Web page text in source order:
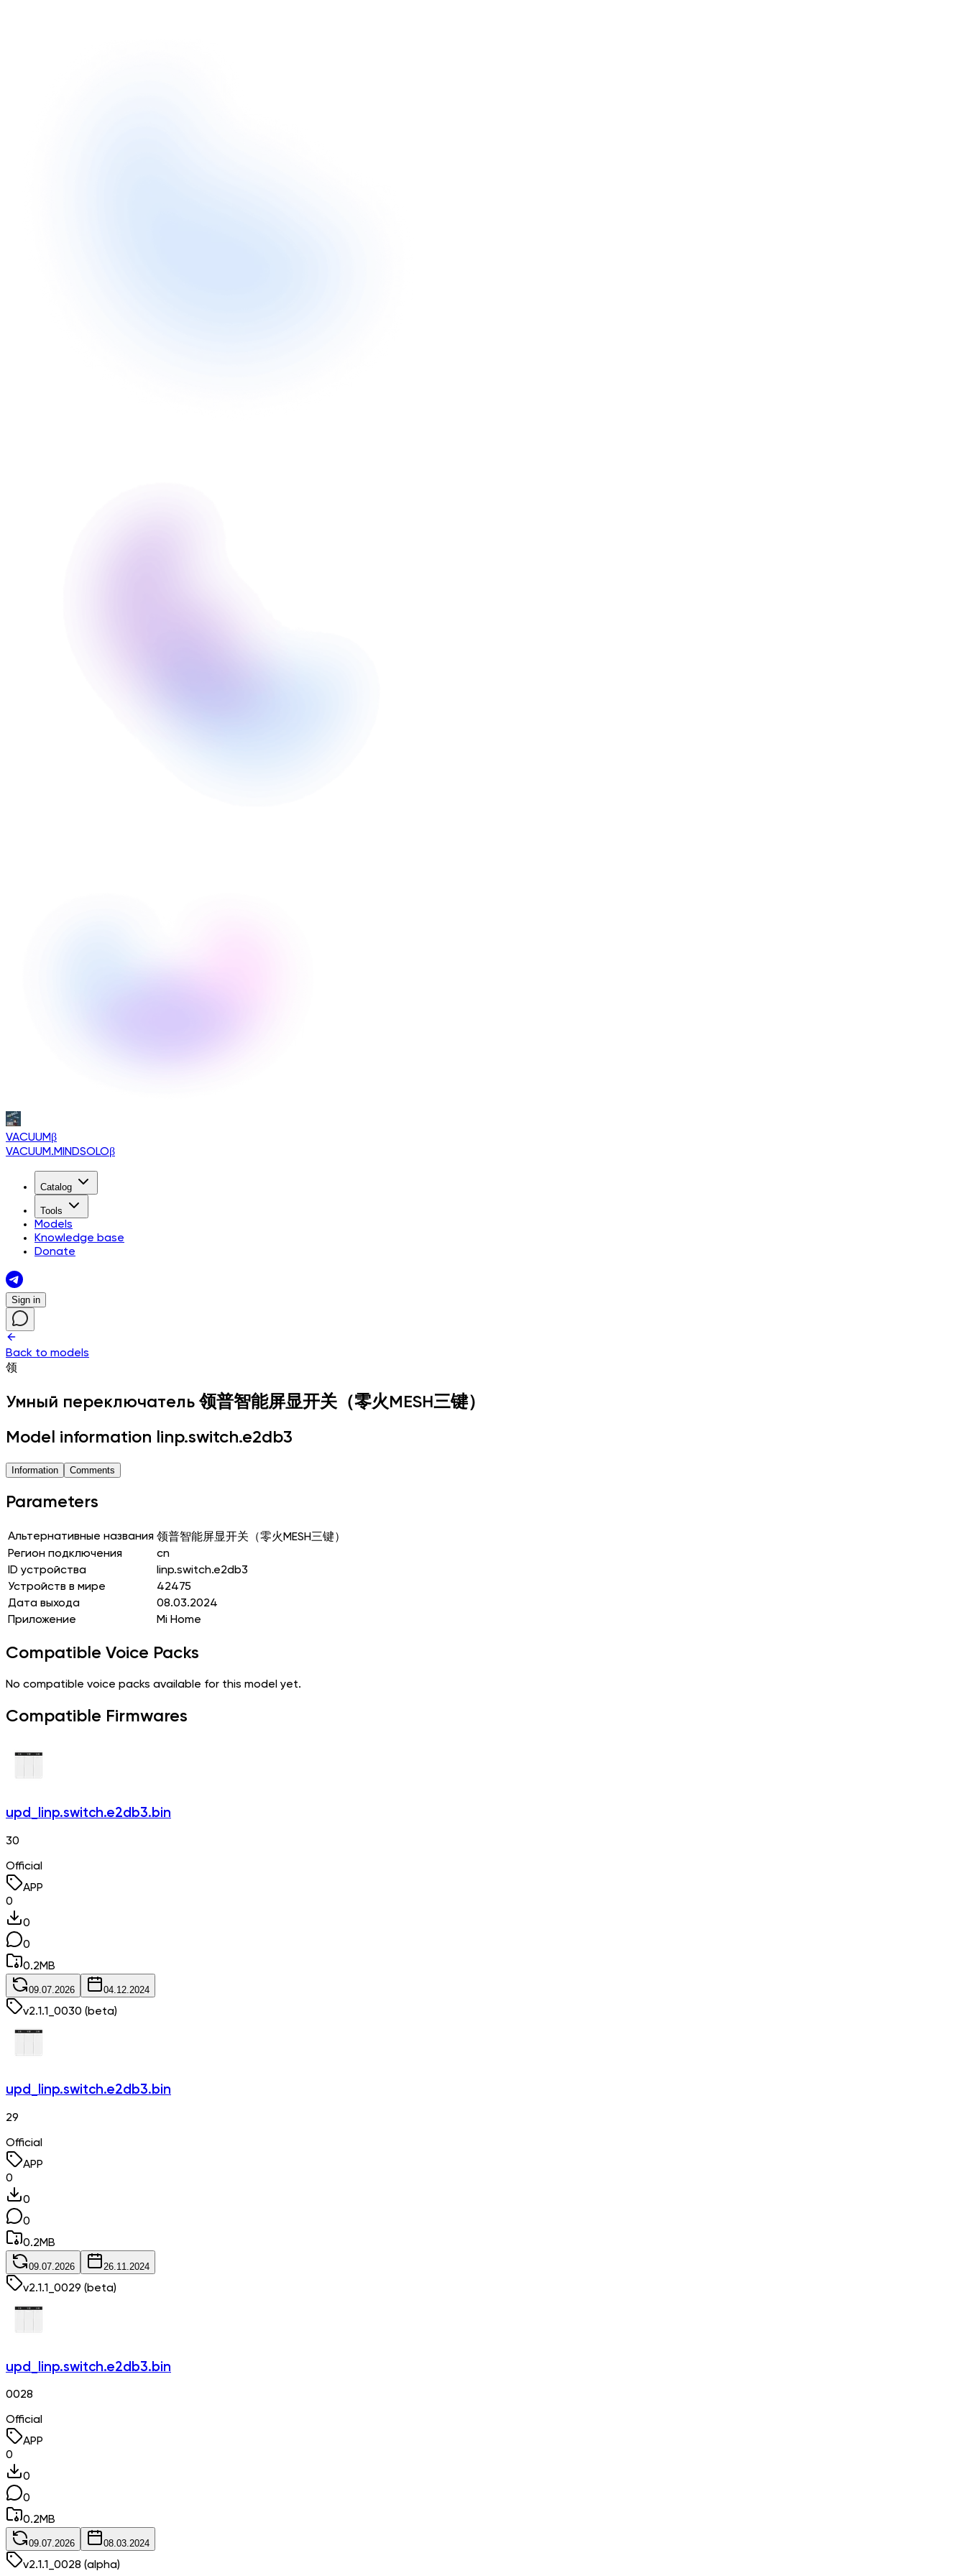
VACUUMβ
VACUUM.MINDSOLOβ
Catalog
Tools
Models
Knowledge base
Donate
Sign in
Back to models
领
Умный переключатель 领普智能屏显开关（零火MESH三键）
Model information linp.switch.e2db3
Information Comments
Parameters
Альтернативные названия 领普智能屏显开关（零火MESH三键）
Регион подключения
cn
ID устройства
linp.switch.e2db3
Устройств в мире
42475
Дата выхода
08.03.2024
Приложение
Mi Home
Compatible Voice Packs
No compatible voice packs available for this model yet.
Compatible Firmwares
upd_linp.switch.e2db3.bin
30
Official
APP
0
0
0
0.2MB
09.07.2026 04.12.2024
v2.1.1_0030 (beta)
upd_linp.switch.e2db3.bin
29
Official
APP
0
0
0
0.2MB
09.07.2026 26.11.2024
v2.1.1_0029 (beta)
upd_linp.switch.e2db3.bin
0028
Official
APP
0
0
0
0.2MB
09.07.2026 08.03.2024
v2.1.1_0028 (alpha)